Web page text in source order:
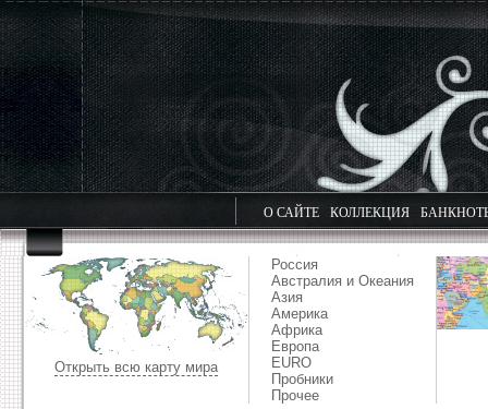
О САЙТЕ КОЛЛЕКЦИЯ
Открыть всю карту мира
Россия
Австралия и Океания
Азия
Америка
Африка
Европа
EURO
Пробники
Прочее